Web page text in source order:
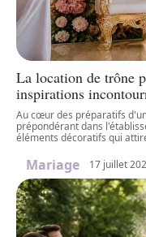
La location de trône
inspirations
Au cœur des préparatifs
prépondérant dans
éléments décoratifs qui
Mariage 17 juillet